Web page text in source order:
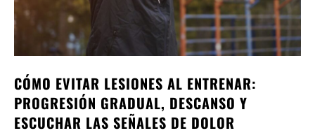
CÓMO EVITAR LESIONES AL ENTRENAR:
PROGRESIÓN GRADUAL, DESCANSO Y
ESCUCHAR LAS SEÑALES DE DOLOR